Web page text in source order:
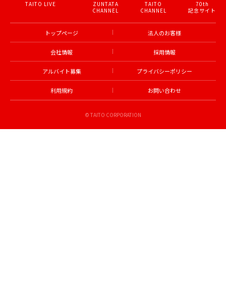
会社情報 採用情報
アルバイト募集 プライバシーポリシー
利用規約 お問い合わせ
© TAITO CORPORATION